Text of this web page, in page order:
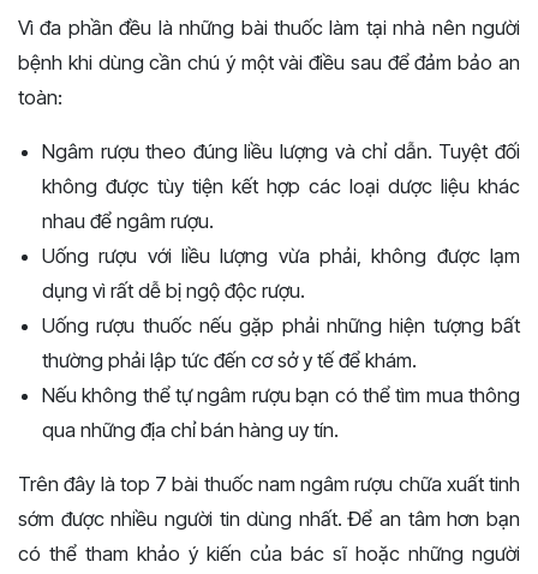
Vì đa phần đều là những bài thuốc làm tại nhà nên người
bệnh khi dùng cần chú ý một vài điều sau để đảm bảo an
toàn:
Ngâm rượu theo đúng liều lượng và chỉ dẫn. Tuyệt đối
không được tùy tiện kết hợp các loại dược liệu khác
nhau để ngâm rượu.
Uống rượu với liều lượng vừa phải, không được lạm
dụng vì rất dễ bị ngộ độc rượu.
Uống rượu thuốc nếu gặp phải những hiện tượng bất
thường phải lập tức đến cơ sở y tế để khám.
Nếu không thể tự ngâm rượu bạn có thể tìm mua thông
qua những địa chỉ bán hàng uy tín.
Trên đây là top 7 bài thuốc nam ngâm rượu chữa xuất tinh
sớm được nhiều người tin dùng nhất. Để an tâm hơn bạn
có thể tham khảo ý kiến của bác sĩ hoặc những người